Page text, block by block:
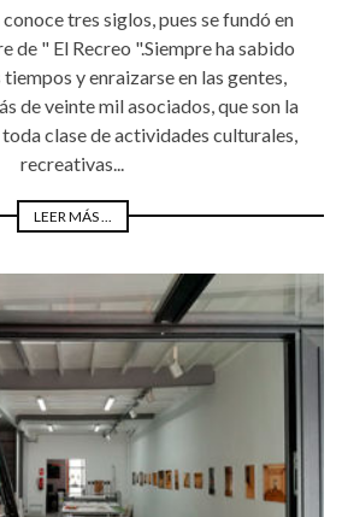
tres siglos, pues se fundó en
de " El Recreo ".Siempre ha sabido
y enraizarse en las gentes,
de veinte mil asociados, que son la
clase de actividades culturales,
recreativas...
LEER MÁS ...